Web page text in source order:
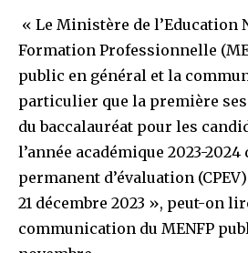
« Le Ministère de l’Education
Formation Professionnelle
public en général et la
particulier que la première
du baccalauréat pour les
l’année académique 2023-2024
permanent d’évaluation
21 décembre 2023 », peut-on
communication du MENFP